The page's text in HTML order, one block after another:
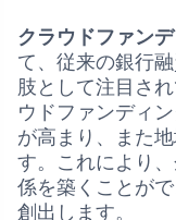
クラウドファン
て、従来の銀行
肢として注目さ
ウドファンディ
が高まり、また
す。これにより
係を築くことが
創出します。